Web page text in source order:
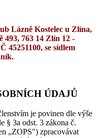
Lázně Kostelec u Zlína,
493, 763 14 Zlín 12 -
45251100, se sídlem
ÚDAJŮ
je povinen dle výše
§ 3a odst. 3 zákona č.
„ZOPS") zpracovávat